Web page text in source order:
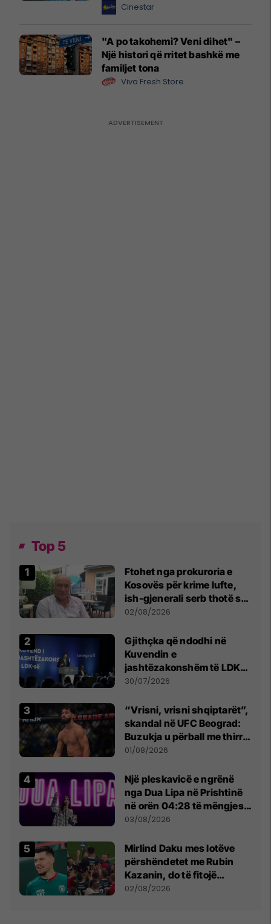
Cinestar
"A po takohemi? Veni dihet" –
Një histori që rritet bashkë me
familjet tona
Viva Fresh Store
Top 5
Ftohet nga prokuroria e
Kosovës për krime lufte,
ish-gjenerali serb thotë se
dikush e tradhtoi në
02/08/2026
Gjithçka që ndodhi në
Kuvendin e
jashtëzakonshëm të LDK-
së
30/07/2026
“Vrisni, vrisni shqiptarët”,
skandal në UFC Beograd:
Buzukja u përball me thirrje
anti-shqiptare nga
01/08/2026
Një pleskavicë e ngrënë
nga Dua Lipa në Prishtinë
në orën 04:28 të mëngjesit
- dhe bota digjitale serbe
03/08/2026
Mirlind Daku mes lotëve
përshëndetet me Rubin
Kazanin, do të fitojë
miliona te Spartak Moska
02/08/2026